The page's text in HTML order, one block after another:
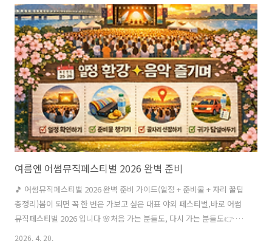
여름엔 어썸뮤직페스티벌 2026 완벽 준비
🎵 어썸뮤직페스티벌 2026 완벽 준비 가이드(일정 + 준비물 + 자리 꿀팁
총정리)봄이 되면 꼭 한 번은 가보고 싶은 대표 야외 페스티벌,바로 어썸
뮤직페스티벌 2026 입니다 🌸처음 가는 분들도, 다시 가는 분들도👉 제
대로 즐기려면 준비가 정말 중요합니다오늘은 일정부터 준비물, 자리 꿀
2026. 4. 20.